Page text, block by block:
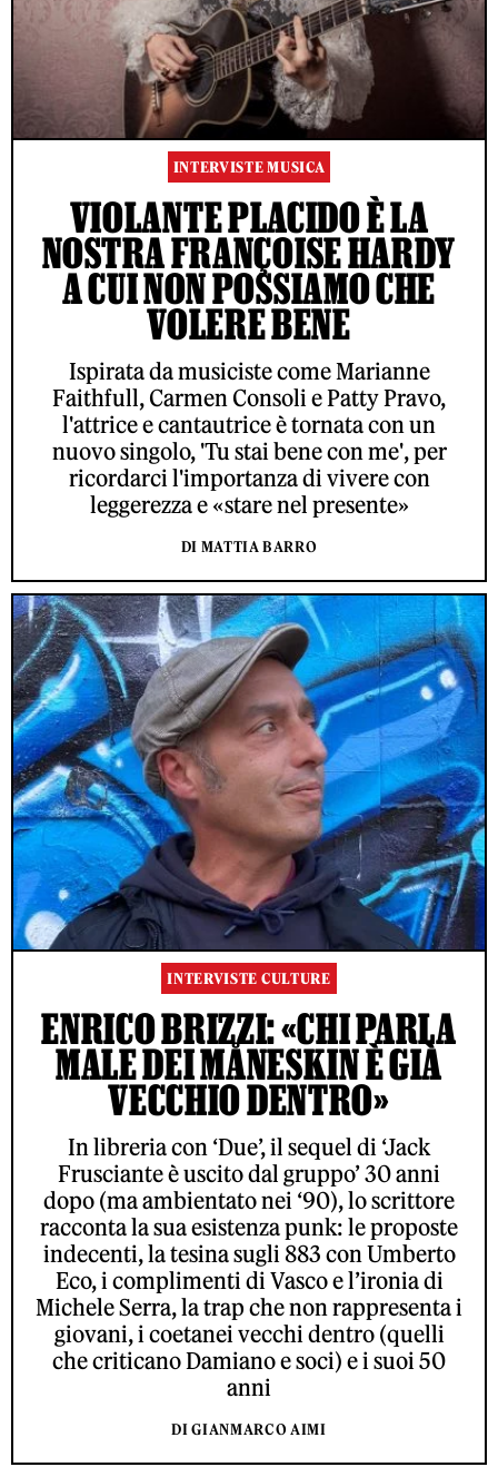
INTERVISTE MUSICA
VIOLANTE PLACIDO È LA
NOSTRA FRANÇOISE HARDY
A CUI NON POSSIAMO CHE
VOLERE BENE
Ispirata da musiciste come Marianne
Faithfull, Carmen Consoli e Patty Pravo,
l'attrice e cantautrice è tornata con un
nuovo singolo, 'Tu stai bene con me', per
ricordarci l'importanza di vivere con
leggerezza e «stare nel presente»
DI MATTIA BARRO
INTERVISTE CULTURE
ENRICO BRIZZI: «CHI PARLA
MALE DEI MÅNESKIN È GIÀ
VECCHIO DENTRO»
In libreria con ‘Due’, il sequel di ‘Jack
Frusciante è uscito dal gruppo’ 30 anni
dopo (ma ambientato nei ‘90), lo scrittore
racconta la sua esistenza punk: le proposte
indecenti, la tesina sugli 883 con Umberto
Eco, i complimenti di Vasco e l’ironia di
Michele Serra, la trap che non rappresenta i
giovani, i coetanei vecchi dentro (quelli
che criticano Damiano e soci) e i suoi 50
anni
DI GIANMARCO AIMI